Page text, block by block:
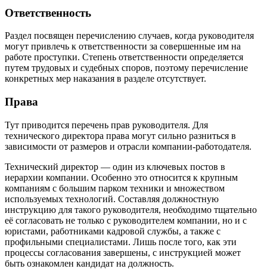
Ответственность
Раздел посвящен перечислению случаев, когда руководителя
могут привлечь к ответственности за совершенные им на
работе проступки. Степень ответственности определяется
путем трудовых и судебных споров, поэтому перечисление
конкретных мер наказания в разделе отсутствует.
Права
Тут приводится перечень прав руководителя. Для
технического директора права могут сильно разниться в
зависимости от размеров и отрасли компании-работодателя.
Технический директор — один из ключевых постов в
иерархии компании. Особенно это относится к крупным
компаниям с большим парком техники и множеством
используемых технологий. Составляя должностную
инструкцию для такого руководителя, необходимо тщательно
её согласовать не только с руководителем компании, но и с
юристами, работниками кадровой службы, а также с
профильными специалистами. Лишь после того, как эти
процессы согласования завершены, с инструкцией может
быть ознакомлен кандидат на должность.